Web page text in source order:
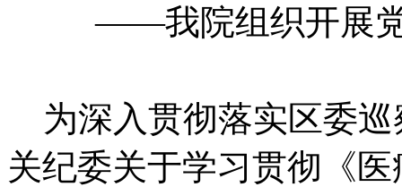
——我院组织开展党
为深入贯彻落实区委巡
关纪委关于学习贯彻《